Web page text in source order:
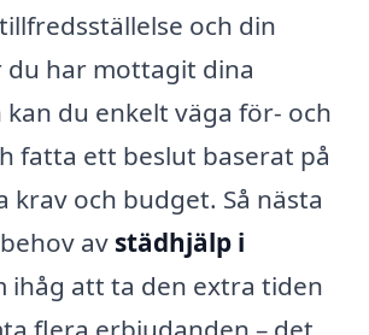
och din
du har mottagit dina
du enkelt väga för- och
fatta ett beslut baserat på
krav och budget. Så nästa
av städhjälp i
ihåg att ta den extra tiden